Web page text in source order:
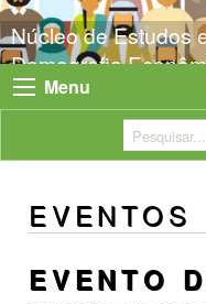
Núcleo de Estudos
Demografia
Menu
EVENTOS
EVENTO